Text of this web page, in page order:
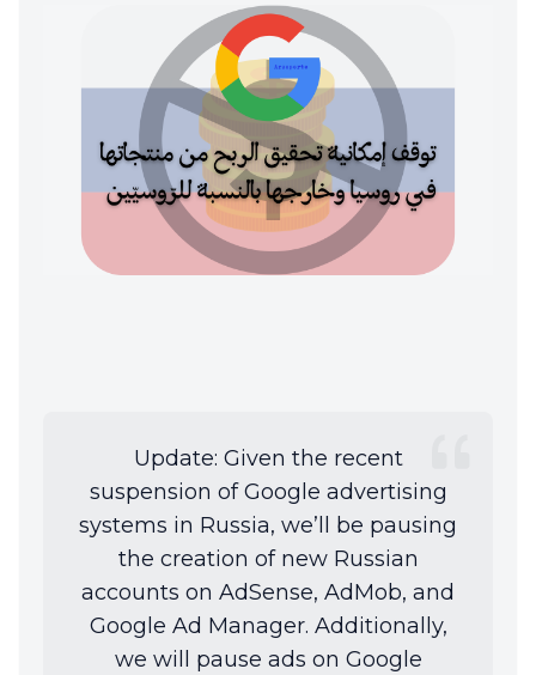
Update: Given the recent
suspension of Google advertising
systems in Russia, we’ll be pausing
the creation of new Russian
accounts on AdSense, AdMob, and
Google Ad Manager. Additionally,
we will pause ads on Google